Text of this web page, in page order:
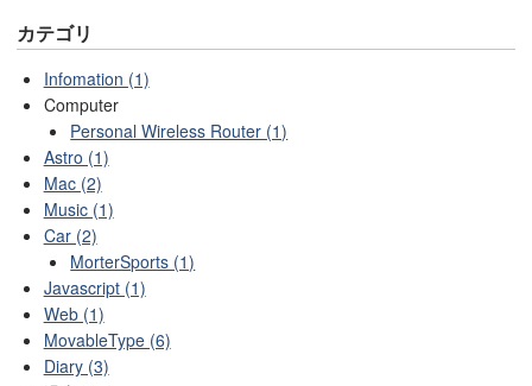
カテゴリ
Infomation (1)
Computer
Personal Wireless Router (1)
Astro (1)
Mac (2)
Music (1)
Car (2)
MorterSports (1)
Javascript (1)
Web (1)
MovableType (6)
Diary (3)